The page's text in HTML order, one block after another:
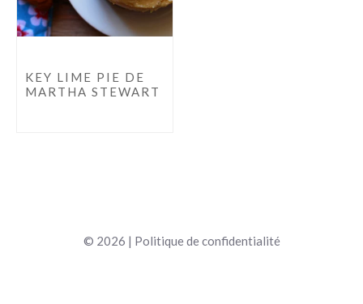
KEY LIME PIE DE
MARTHA STEWART
© 2026 | Politique de confidentialité